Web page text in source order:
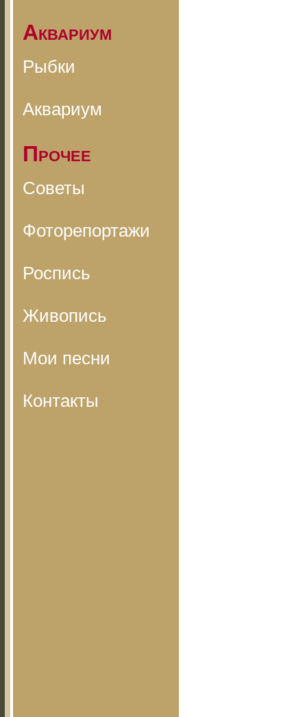
Аквариум
Рыбки
Аквариум
Прочее
Советы
Фоторепортажи
Роспись
Живопись
Мои песни
Контакты